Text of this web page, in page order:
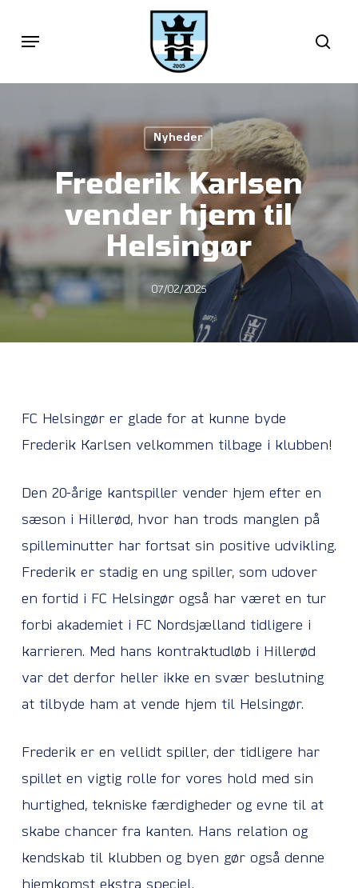
Menu
Nyheder
Frederik Karlsen
vender hjem til
Helsingør
07/02/2025
FC Helsingør er glade for at kunne byde
Frederik Karlsen velkommen tilbage i klubben!
Den 20-årige kantspiller vender hjem efter en
sæson i Hillerød, hvor han trods manglen på
spilleminutter har fortsat sin positive udvikling.
Frederik er stadig en ung spiller, som udover
en fortid i FC Helsingør også har været en tur
forbi akademiet i FC Nordsjælland tidligere i
karrieren. Med hans kontraktudløb i Hillerød
var det derfor heller ikke en svær beslutning
at tilbyde ham at vende hjem til Helsingør.
Frederik er en vellidt spiller, der tidligere har
spillet en vigtig rolle for vores hold med sin
hurtighed, tekniske færdigheder og evne til at
skabe chancer fra kanten. Hans relation og
kendskab til klubben og byen gør også denne